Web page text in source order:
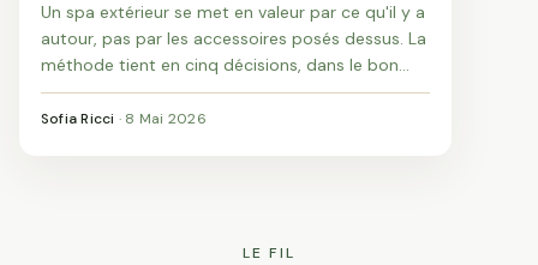
Un spa extérieur se met en valeur par ce qu'il y a
autour, pas par les accessoires posés dessus. La
méthode tient en cinq décisions, dans le bon
ordre.
Sofia Ricci · 8 Mai 2026
LE FIL